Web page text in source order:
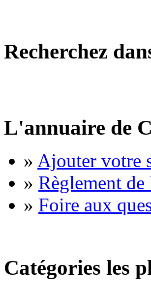
Recherchez
L'annuaire de
» Ajouter votre
» Règlement
» Foire aux
Catégories les